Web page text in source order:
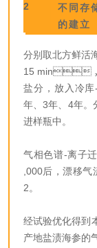
2
不同存
的建立
分别取北方鲜活海
15 min，置
盐分，放入冷
年、3年、
进样瓶中。
气相色谱-离子
,000后，漂
2。
经试验优化得到
产地盐渍海参的气